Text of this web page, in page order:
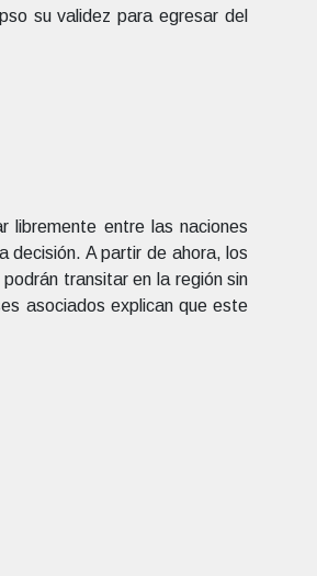
su validez para egresar del
libremente entre las naciones
decisión. A partir de ahora, los
transitar en la región sin
asociados explican que este